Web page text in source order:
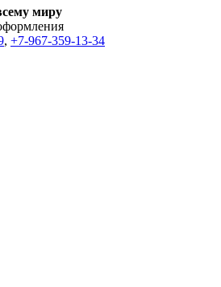
миру
, +7-967-359-13-34